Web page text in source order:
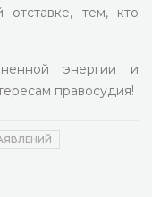
тем, кто
энергии и
правосудия!